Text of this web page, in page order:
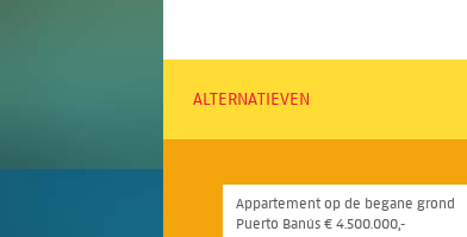
ALTERNATIEVEN
Appartement op de begane grond
Puerto Banús € 4.500.000,-